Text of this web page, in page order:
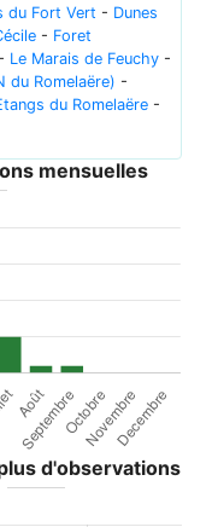
du Fort Vert - Dunes
- Foret
- Le Marais de Feuchy -
du Romelaëre) -
du Romelaëre -
mensuelles
d'observations